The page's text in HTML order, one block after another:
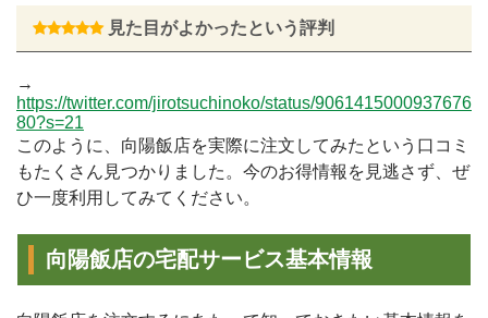
見た目がよかったという評判
→
https://twitter.com/jirotsuchinoko/status/9061415000937676
80?s=21
このように、向陽飯店を実際に注文してみたという口コミ
もたくさん見つかりました。今のお得情報を見逃さず、ぜ
ひ一度利用してみてください。
向陽飯店の宅配サービス基本情報